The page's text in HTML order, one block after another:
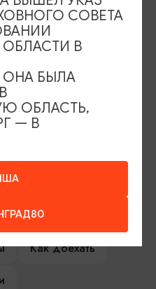
САЙТЕ
Электронная виза
мероприятий
Карты и маршруты
Как доехать
СОВЕТА
В
ОНА БЫЛА
ОБЛАСТЬ,
— В